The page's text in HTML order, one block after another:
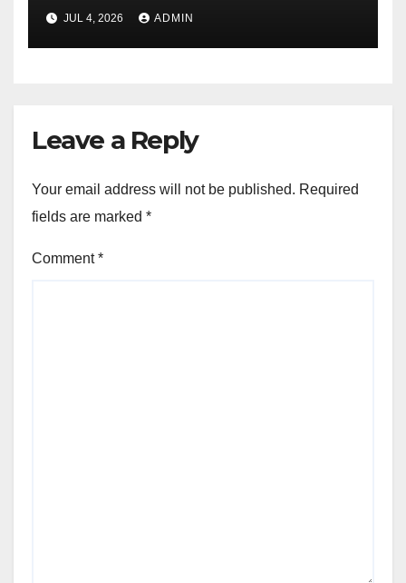
JUL 4, 2026 ADMIN
Leave a Reply
Your email address will not be published. Required
fields are marked *
Comment*